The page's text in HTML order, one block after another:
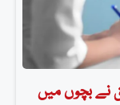
نے بچوں میں